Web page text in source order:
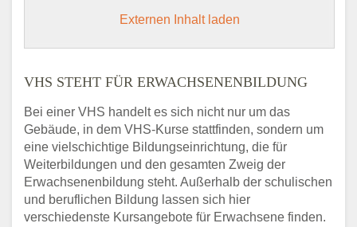
Externen Inhalt laden
VHS STEHT FÜR ERWACHSENENBILDUNG
Bei einer VHS handelt es sich nicht nur um das
Gebäude, in dem VHS-Kurse stattfinden, sondern um
eine vielschichtige Bildungseinrichtung, die für
Weiterbildungen und den gesamten Zweig der
Erwachsenenbildung steht. Außerhalb der schulischen
und beruflichen Bildung lassen sich hier
verschiedenste Kursangebote für Erwachsene finden.